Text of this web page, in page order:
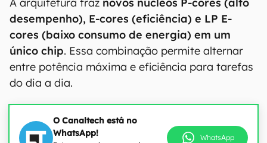
desempenho), E-cores (eficiência) e LP E-
cores (baixo consumo de energia) em um
único chip. Essa combinação permite alternar
entre potência máxima e eficiência para tarefas
do dia a dia.
O Canaltech está no
WhatsApp!
WhatsApp